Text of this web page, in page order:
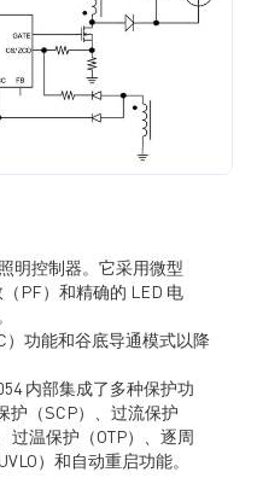
明控制器。它采用微型
（PF）和精确的 LED 电
）功能和谷底导通模式以降
内部集成了多种保护功
护（SCP）、过流保护
过温保护（OTP）、逐周
）和自动重启功能。